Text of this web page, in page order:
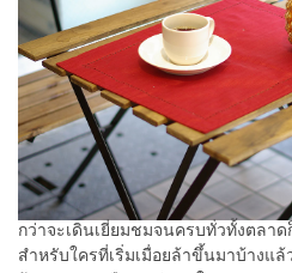
กว่าจะเดินเยี่ยมชมจนครบทั่วทั้งตลา
สำหรับใครที่เริ่มเมื่อยล้าขึ้นมาบ้างแ